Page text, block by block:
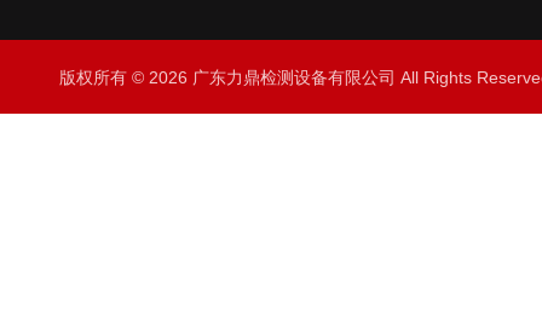
版权所有 © 2026 广东力鼎检测设备有限公司 All Rights